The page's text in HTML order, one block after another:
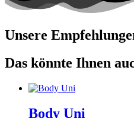
Unsere
Das könnte Ihnen
Body Uni